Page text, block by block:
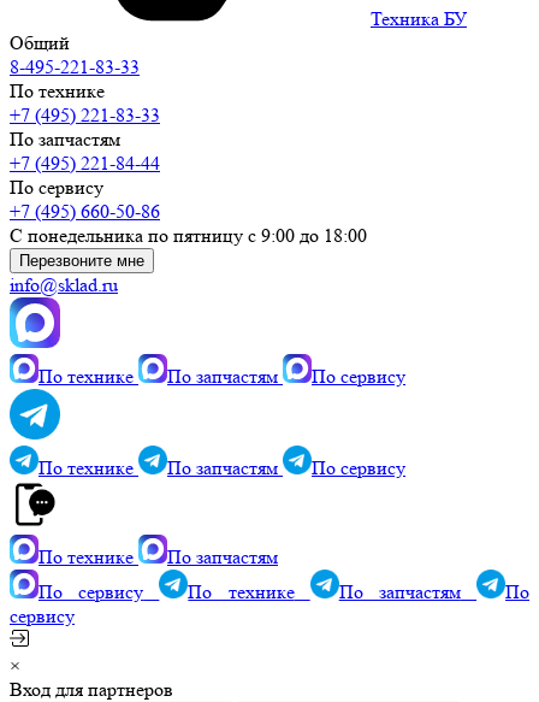
Техника БУ
Общий
8-495-221-83-33
По технике
+7 (495) 221-83-33
По запчастям
+7 (495) 221-84-44
По сервису
+7 (495) 660-50-86
С понедельника по пятницу с 9:00 до 18:00
Перезвоните мне
info@sklad.ru
По технике По запчастям По сервису
По технике По запчастям По сервису
По технике
По запчастям
По сервису
По технике По запчастям
По
сервису
×
Вход для партнеров